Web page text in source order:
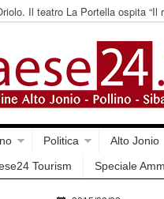
Il teatro La Portella ospita “Il
365
Politica Alto Jonio
Tourism Speciale